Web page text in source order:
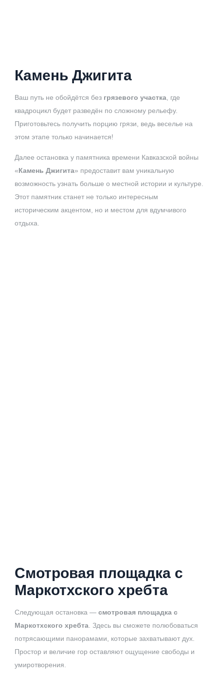
Камень Джигита
Ваш путь не обойдётся без грязевого участка , где
квадроцикл будет разведён по сложному рельефу.
Приготовьтесь получить порцию грязи, ведь веселье на
этом этапе только начинается!
Далее остановка у памятника времени Кавказской войны
«Камень Джигита» предоставит вам уникальную
возможность узнать больше о местной истории и культуре.
Этот памятник станет не только интересным
историческим акцентом, но и местом для вдумчивого
отдыха.
Смотровая площадка с
Маркотхского хребта
Следующая остановка — смотровая площадка с
Маркотхского хребта . Здесь вы сможете полюбоваться
потрясающими панорамами, которые захватывают дух.
Простор и величие гор оставляют ощущение свободы и
умиротворения.